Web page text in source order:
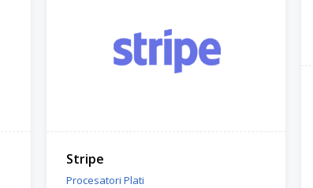
Stripe
Procesatori Plati